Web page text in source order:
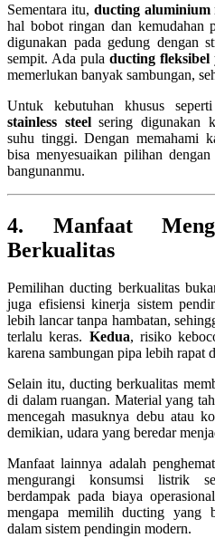
Sementara itu, ducting aluminium
hal bobot ringan dan kemudahan
digunakan pada gedung dengan
sempit. Ada pula ducting fleksibel
memerlukan banyak sambungan,
Untuk kebutuhan khusus
stainless steelsering digunakan
suhu tinggi. Dengan memahami
bisa menyesuaikan pilihan
bangunanmu.
4. Manfaat
Berkualitas
Pemilihan ducting berkualitas
juga efisiensi kinerja sistem
lebih lancar tanpa hambatan,
terlalu keras. Kedua, risiko
karena sambungan pipa lebih rapat
Selain itu, ducting berkualitas
di dalam ruangan. Material yang
mencegah masuknya debu atau
demikian, udara yang beredar
Manfaat lainnya adalah
mengurangi konsumsi listrik
berdampak pada biaya
mengapa memilih ducting yang
dalam sistem pendingin modern.